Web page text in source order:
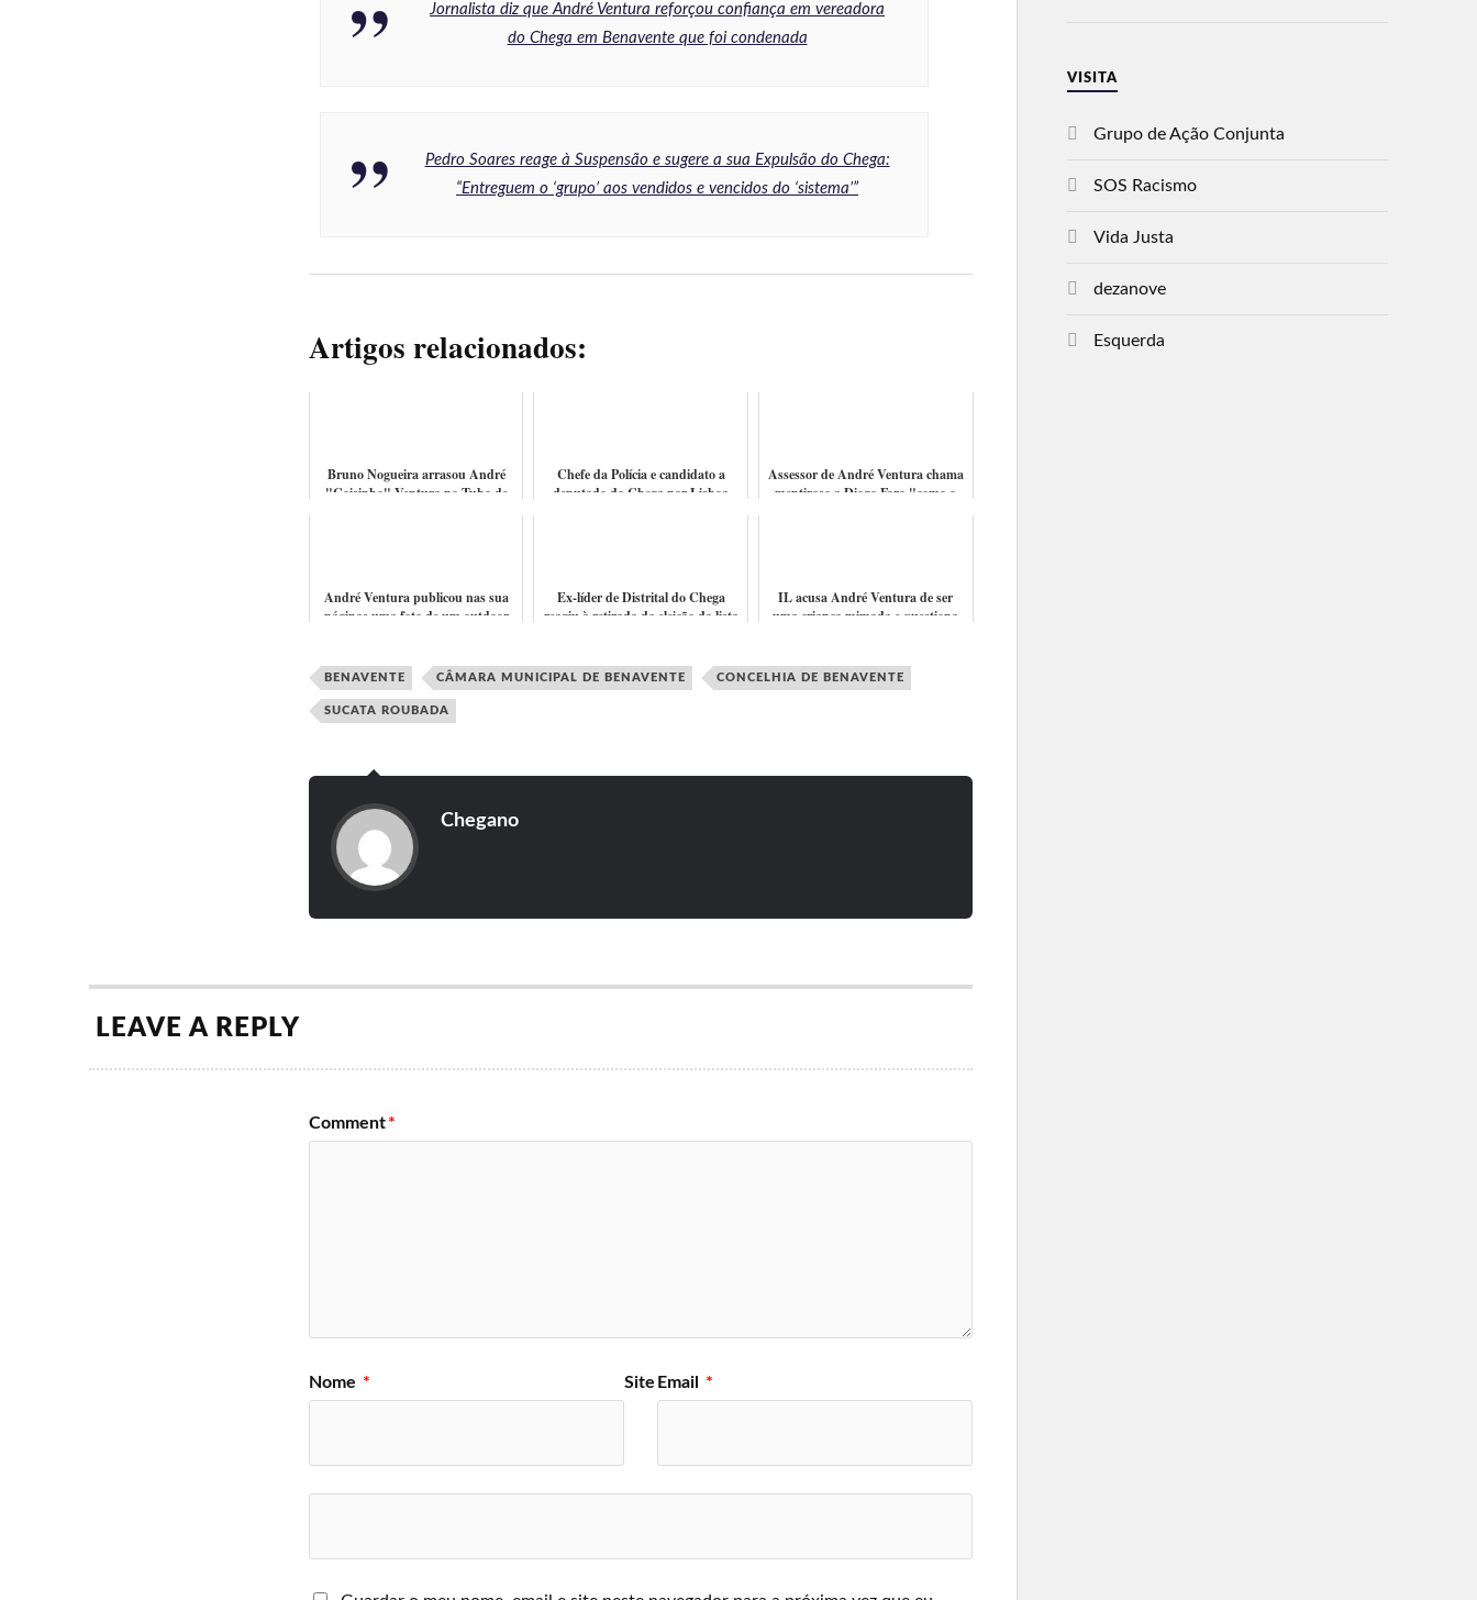
Jornalista diz que André Ventura reforçou confiança em vereadora
do Chega em Benavente que foi condenada
Pedro Soares reage à Suspensão e sugere a sua Expulsão do Chega:
“Entreguem o ‘grupo’ aos vendidos e vencidos do ‘sistema’”
Artigos relacionados:
Bruno Nogueira arrasou André
"Coisinho" Ventura no Tubo de
Chefe da Polícia e candidato a
deputado do Chega por Lisboa
Assessor de André Ventura chama
mentiroso a Diogo Faro "como o
André Ventura publicou nas sua
páginas uma foto de um outdoor
Ex-líder de Distrital do Chega
reagiu à retirada da eleição da lista
IL acusa André Ventura de ser
uma criança mimada e questiona
BENAVENTE CÂMARA MUNICIPAL DE BENAVENTE CONCELHIA DE BENAVENTE
SUCATA ROUBADA
Chegano
LEAVE A REPLY
Comment *
Nome * Email *
Site
VISITA
Grupo de Ação Conjunta
SOS Racismo
Vida Justa
dezanove
Esquerda